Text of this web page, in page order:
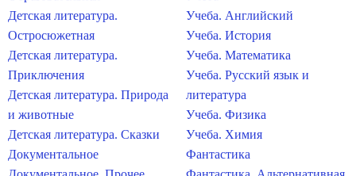
Детская литература.
Остросюжетная
Детская литература.
Приключения
Детская литература. Природа
и животные
Детская литература. Сказки
Документальное
Учеба. Английский
Учеба. История
Учеба. Математика
Учеба. Русский язык и
литература
Учеба. Физика
Учеба. Химия
Фантастика